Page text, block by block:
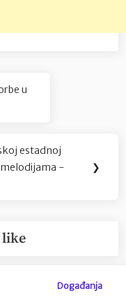
u
estadnoj
melodijama -
❯
like
Događanja